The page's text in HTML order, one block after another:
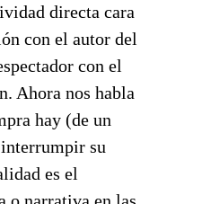
directa cara
con el autor del
con el
Ahora nos habla
hay (de un
su
es el